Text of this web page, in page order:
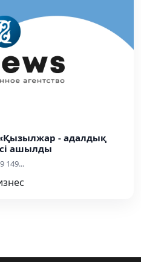
«Қызылжар - адалдық
ашылды
149...